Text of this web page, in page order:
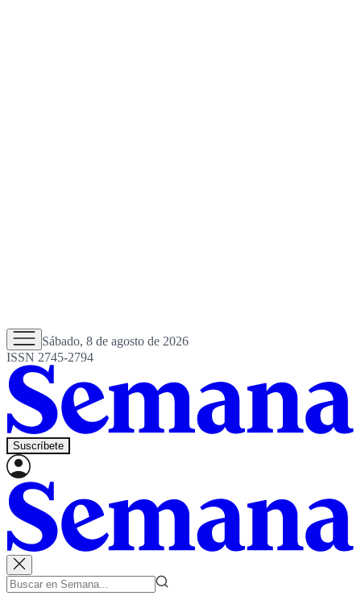
Sábado, 8 de agosto de 2026
ISSN 2745-2794
Suscríbete